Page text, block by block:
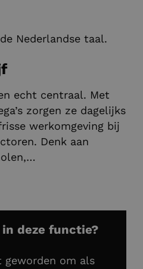
Nederlandse taal.
echt centraal. Met
zorgen ze dagelijks
werkomgeving bij
Denk aan
deze functie?
geworden om als